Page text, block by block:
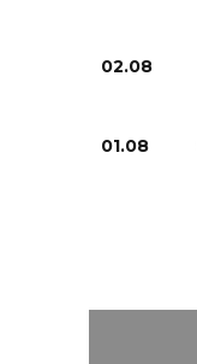
02.08
01.08